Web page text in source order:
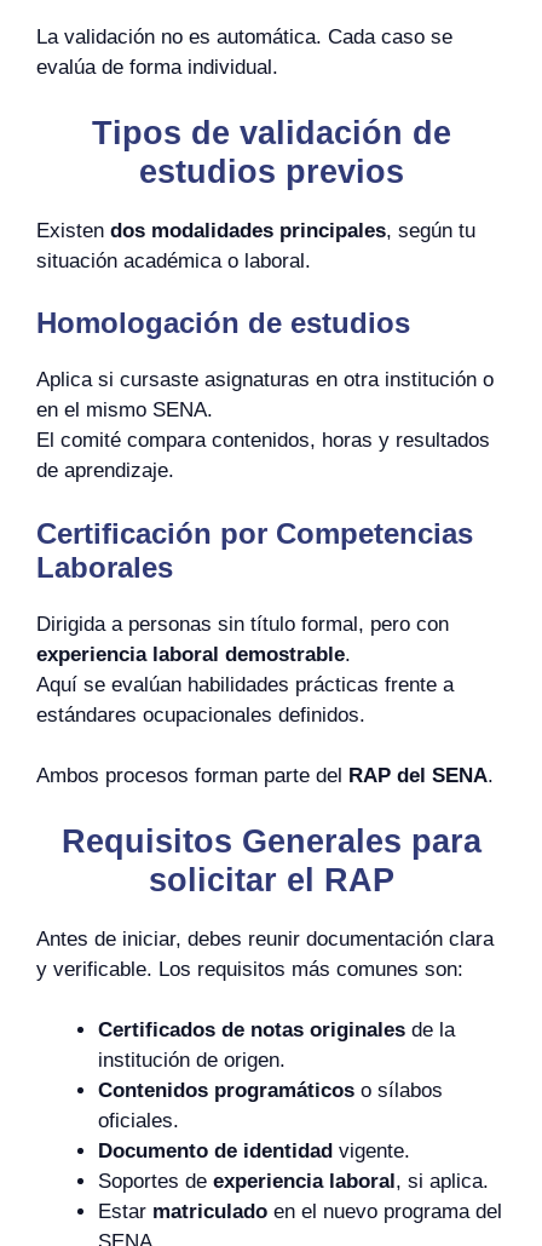
La validación no es automática. Cada caso se
evalúa de forma individual.
Tipos de validación de
estudios previos
Existen dos modalidades principales, según tu
situación académica o laboral.
Homologación de estudios
Aplica si cursaste asignaturas en otra institución o
en el mismo SENA.
El comité compara contenidos, horas y resultados
de aprendizaje.
Certificación por Competencias
Laborales
Dirigida a personas sin título formal, pero con
experiencia laboral demostrable.
Aquí se evalúan habilidades prácticas frente a
estándares ocupacionales definidos.
Ambos procesos forman parte del RAP del SENA.
Requisitos Generales para
solicitar el RAP
Antes de iniciar, debes reunir documentación clara
y verificable. Los requisitos más comunes son:
Certificados de notas originales de la
institución de origen.
Contenidos programáticos o sílabos
oficiales.
Documento de identidad vigente.
Soportes de experiencia laboral, si aplica.
Estar matriculado en el nuevo programa del